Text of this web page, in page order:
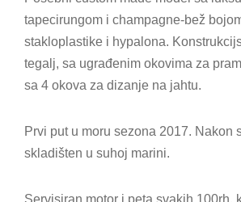
tapecirungom i champagne-bež
stakloplastike i hypalona.
tegalj, sa ugrađenim okovima za
sa 4 okova za dizanje na jahtu.
Prvi put u moru sezona 2017. Nakon
skladišten u suhoj marini.